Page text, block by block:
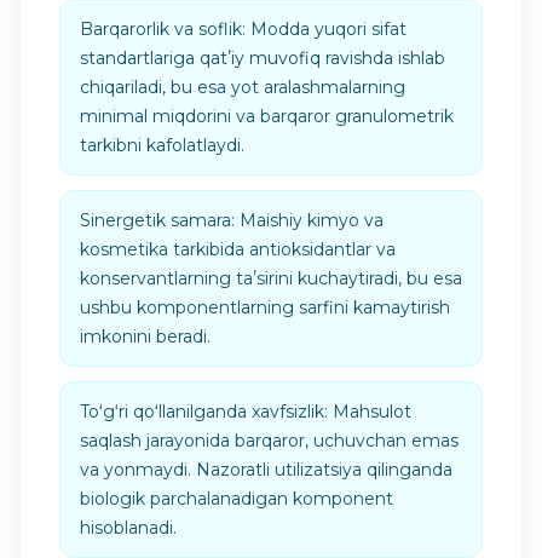
Barqarorlik va soflik: Modda yuqori sifat
standartlariga qatʼiy muvofiq ravishda ishlab
chiqariladi, bu esa yot aralashmalarning
minimal miqdorini va barqaror granulometrik
tarkibni kafolatlaydi.
Sinergetik samara: Maishiy kimyo va
kosmetika tarkibida antioksidantlar va
konservantlarning taʼsirini kuchaytiradi, bu esa
ushbu komponentlarning sarfini kamaytirish
imkonini beradi.
Toʻgʻri qoʻllanilganda xavfsizlik: Mahsulot
saqlash jarayonida barqaror, uchuvchan emas
va yonmaydi. Nazoratli utilizatsiya qilinganda
biologik parchalanadigan komponent
hisoblanadi.